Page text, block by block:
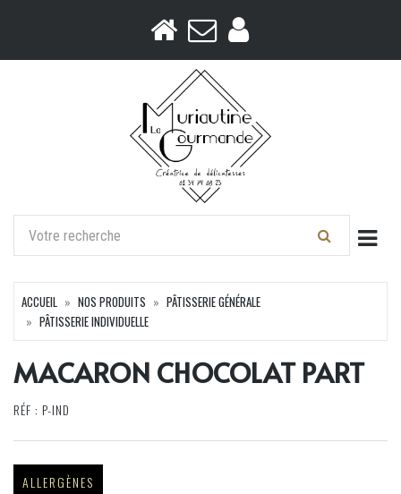
ACCUEIL NOS PRODUITS
PÂTISSERIE GÉNÉRALE
PÂTISSERIE INDIVIDUELLE
MACARON CHOCOLAT PART
RÉF : P-IND
ALLERGÈNES